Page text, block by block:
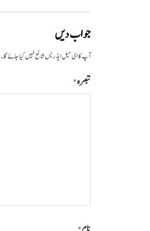
جواب دیں
آپ کا ای میل ایڈریس شائع نہیں کیا جائے گا۔
تبصرہ*